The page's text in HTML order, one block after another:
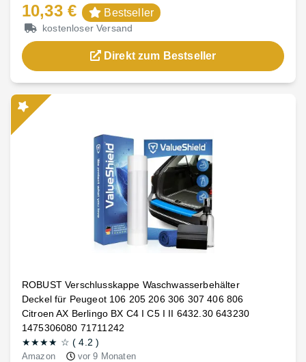
10,33 € Bestseller
kostenloser Versand
Direkt zum Bestseller
ROBUST Verschlusskappe Waschwasserbehälter
Deckel für Peugeot 106 205 206 306 307 406 806
Citroen AX Berlingo BX C4 I C5 I II 6432.30 643230
1475306080 71711242
★★★★ ☆ (4.2 )
Amazon vor 9 Monaten